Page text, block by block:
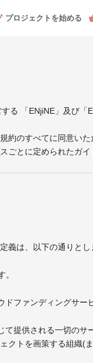
プロジェクトを始める
る 「ENjiNE」及び
約のすべてに同意い
ごとに定められたガ
義は、以下の通りとし
ファンディングサー
提供される一切のサ
クトを画策する組織(